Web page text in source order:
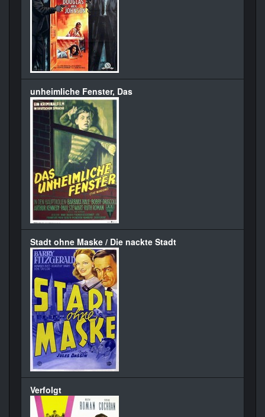
unheimliche Fenster, Das
Stadt ohne Maske / Die nackte Stadt
Verfolgt